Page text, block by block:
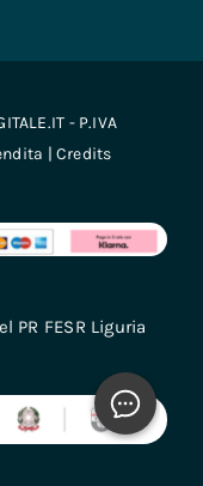
- P.IVA
| Credits
FESR Liguria